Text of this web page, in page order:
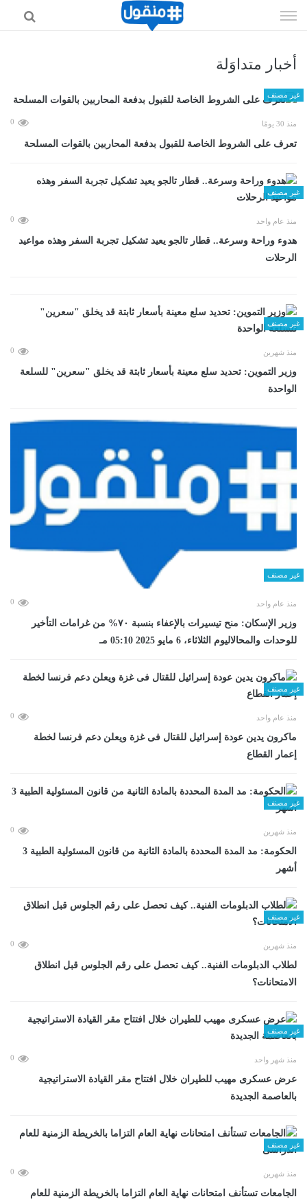
الى
أخبار متداوَلة
غير مصنف
منذ 30 يومًا 0
تعرف على الشروط الخاصة للقبول بدفعة المحاربين بالقوات المسلحة
غير مصنف
منذ عام واحد 0
هدوء وراحة وسرعة.. قطار تالجو يعيد تشكيل تجربة السفر وهذه مواعيد
الرحلات
غير مصنف
منذ شهرين 0
وزير التموين: تحديد سلع معينة بأسعار ثابتة قد يخلق "سعرين" للسلعة
الواحدة
غير مصنف
منذ عام واحد 0
وزير الإسكان: منح تيسيرات بالإعفاء بنسبة ٧٠% من غرامات التأخير
للوحدات والمحالاليوم الثلاثاء، 6 مايو 2025 05:10 مـ
غير مصنف
منذ عام واحد 0
ماكرون يدين عودة إسرائيل للقتال فى غزة ويعلن دعم فرنسا لخطة
إعمار القطاع
غير مصنف
منذ شهرين 0
الحكومة: مد المدة المحددة بالمادة الثانية من قانون المسئولية الطبية 3
أشهر
غير مصنف
منذ شهرين 0
لطلاب الدبلومات الفنية.. كيف تحصل على رقم الجلوس قبل انطلاق
الامتحانات؟
غير مصنف
منذ شهر واحد 0
عرض عسكرى مهيب للطيران خلال افتتاح مقر القيادة الاستراتيجية
بالعاصمة الجديدة
غير مصنف
منذ شهرين 0
الجامعات تستأنف امتحانات نهاية العام التزاما بالخريطة الزمنية للعام